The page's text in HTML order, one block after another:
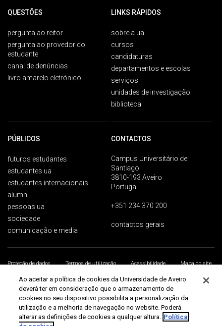
QUESTÕES
pergunta ao reitor
pergunta ao provedor do
estudante
canal de denúncias
livro amarelo eletrónico
LINKS RÁPIDOS
sobre a ua
cursos
candidaturas
departamentos e escolas
serviços
unidades de investigação
biblioteca
PÚBLICOS
futuros estudantes
estudantes ua
estudantes internacionais
alumni
pessoas ua
sociedade
comunicação e media
CONTACTOS
Campus Universitário de
Santiago
3810-193 Aveiro
Portugal
+351 234 370 200
contactos gerais
Proteção de dados Termos de utilização Acessibilidade
Mapa do site
Universidade de Aveiro 2026
Ao aceitar a política de cookies da Universidade de Aveiro
deverá ter em consideração que o armazenamento de
cookies no seu dispositivo possibilita a personalização da
utilização e a melhoria de navegação no website. Poderá
alterar as definições de cookies a qualquer altura. Política